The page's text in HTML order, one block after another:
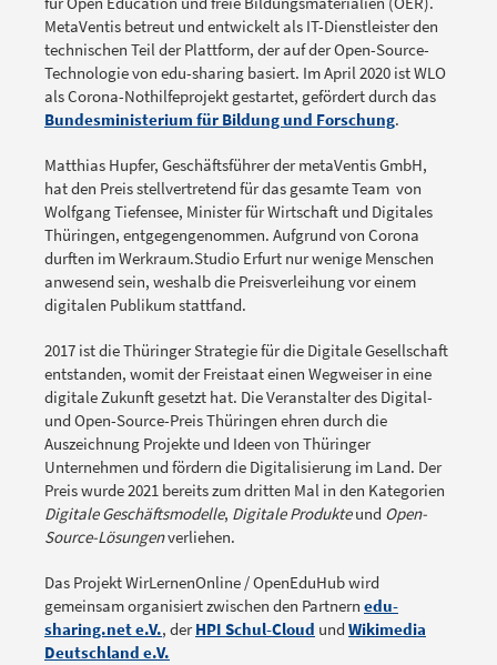
MetaVentis betreut und entwickelt als IT-Dienstleister den
technischen Teil der Plattform, der auf der Open-Source-
Technologie von edu-sharing basiert. Im April 2020 ist WLO
als Corona-Nothilfeprojekt gestartet, gefördert durch das
Bundesministerium für Bildung und Forschung.
Matthias Hupfer, Geschäftsführer der metaVentis GmbH,
hat den Preis stellvertretend für das gesamte Team von
Wolfgang Tiefensee, Minister für Wirtschaft und Digitales
Thüringen, entgegengenommen. Aufgrund von Corona
durften im Werkraum.Studio Erfurt nur wenige Menschen
anwesend sein, weshalb die Preisverleihung vor einem
digitalen Publikum stattfand.
2017 ist die Thüringer Strategie für die Digitale Gesellschaft
entstanden, womit der Freistaat einen Wegweiser in eine
digitale Zukunft gesetzt hat. Die Veranstalter des Digital-
und Open-Source-Preis Thüringen ehren durch die
Auszeichnung Projekte und Ideen von Thüringer
Unternehmen und fördern die Digitalisierung im Land. Der
Preis wurde 2021 bereits zum dritten Mal in den Kategorien
Digitale Geschäftsmodelle, Digitale Produkteund Open-
Source-Lösungenverliehen.
Das Projekt WirLernenOnline / OpenEduHub wird
gemeinsam organisiert zwischen den Partnern edu-
sharing.net e.V., derHPI Schul-Cloud und Wikimedia
Deutschland e.V.